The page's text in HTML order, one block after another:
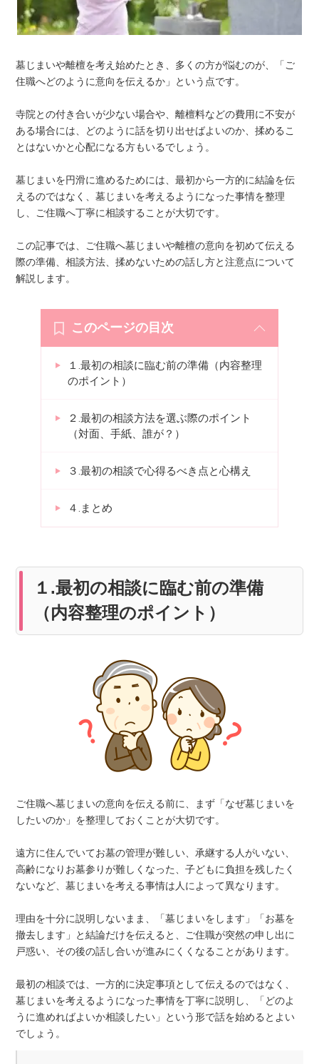
墓じまいや離檀を考え始めたとき、多くの方が悩むのが、「ご
住職へどのように意向を伝えるか」という点です。
寺院との付き合いが少ない場合や、離檀料などの費用に不安が
ある場合には、どのように話を切り出せばよいのか、揉めるこ
とはないかと心配になる方もいるでしょう。
墓じまいを円滑に進めるためには、最初から一方的に結論を伝
えるのではなく、墓じまいを考えるようになった事情を整理
し、ご住職へ丁寧に相談することが大切です。
この記事では、ご住職へ墓じまいや離檀の意向を初めて伝える
際の準備、相談方法、揉めないための話し方と注意点について
解説します。
このページの目次
１.最初の相談に臨む前の準備（内容整理
のポイント）
２.最初の相談方法を選ぶ際のポイント
（対面、手紙、誰が？）
３.最初の相談で心得るべき点と心構え
４.まとめ
１.最初の相談に臨む前の準備
（内容整理のポイント）
ご住職へ墓じまいの意向を伝える前に、まず「なぜ墓じまいを
したいのか」を整理しておくことが大切です。
遠方に住んでいてお墓の管理が難しい、承継する人がいない、
高齢になりお墓参りが難しくなった、子どもに負担を残したく
ないなど、墓じまいを考える事情は人によって異なります。
理由を十分に説明しないまま、「墓じまいをします」「お墓を
撤去します」と結論だけを伝えると、ご住職が突然の申し出に
戸惑い、その後の話し合いが進みにくくなることがあります。
最初の相談では、一方的に決定事項として伝えるのではなく、
墓じまいを考えるようになった事情を丁寧に説明し、「どのよ
うに進めればよいか相談したい」という形で話を始めるとよい
でしょう。